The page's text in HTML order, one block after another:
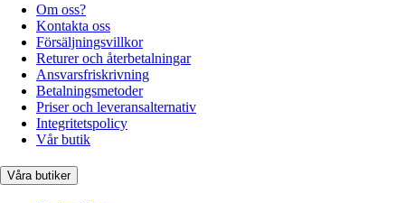
Om oss?
Kontakta oss
Försäljningsvillkor
Returer och återbetalningar
Ansvarsfriskrivning
Betalningsmetoder
Priser och leveransalternativ
Integritetspolicy
Vår butik
Våra butiker